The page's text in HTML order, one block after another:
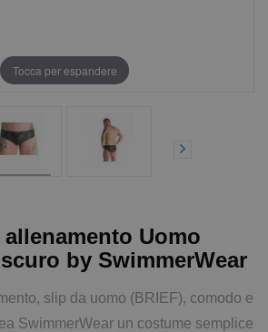
Tocca per espandere
Uomo
by SwimmerWear
slip da uomo (BRIEF), comodo e
SwimmerWear un costume semplice